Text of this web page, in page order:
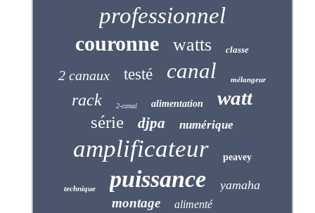
professionnel
couronne watts classe
2 canaux testé canal mélangeur
rack 2-canal alimentation watt
série djpa numérique
amplificateur peavey
technique puissance yamaha
montage alimenté